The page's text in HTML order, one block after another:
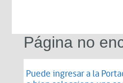
Página no
Puede ingresar a la